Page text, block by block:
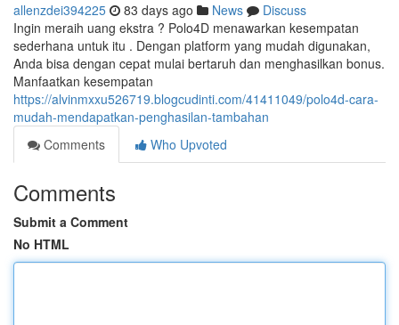
allenzdei394225 83 days ago News
Discuss
Ingin meraih uang ekstra ? Polo4D menawarkan kesempatan
sederhana untuk itu . Dengan platform yang mudah digunakan,
Anda bisa dengan cepat mulai bertaruh dan menghasilkan bonus.
Manfaatkan kesempatan
https://alvinmxxu526719.blogcudinti.com/41411049/polo4d-cara-
mudah-mendapatkan-penghasilan-tambahan
Comments
Who Upvoted
Comments
Submit a Comment
No HTML